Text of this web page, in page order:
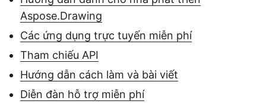
Aspose.Drawing
Các ứng dụng trực tuyến miễn phí
Tham chiếu API
Hướng dẫn cách làm và bài viết
Diễn đàn hỗ trợ miễn phí